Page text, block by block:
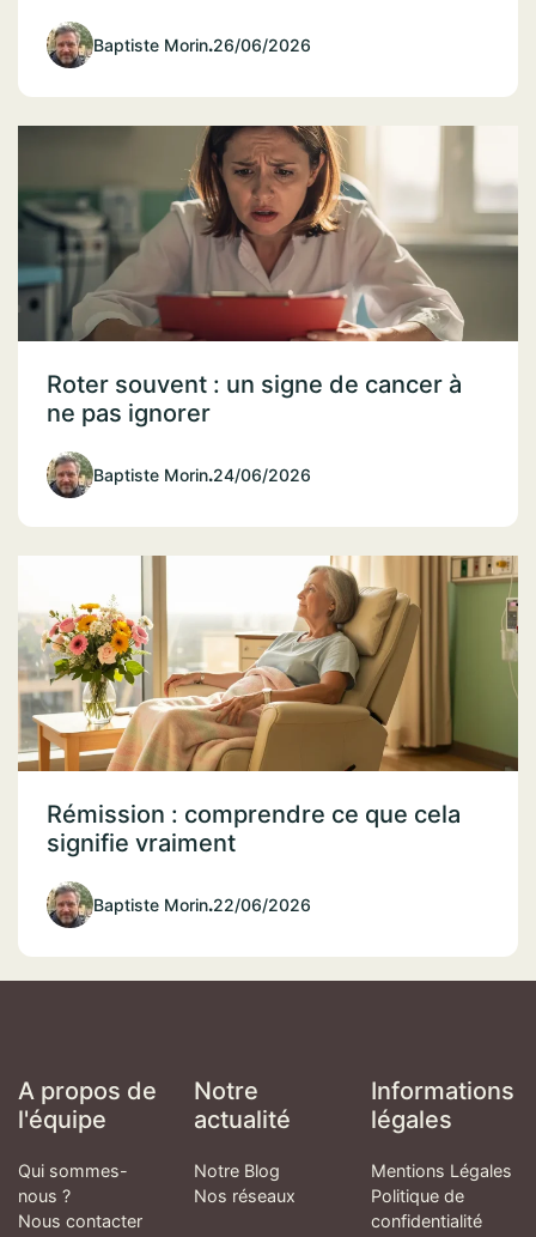
Baptiste Morin.26/06/2026
Roter souvent : un signe de cancer à
ne pas ignorer
Baptiste Morin.24/06/2026
Rémission : comprendre ce que cela
signifie vraiment
Baptiste Morin.22/06/2026
A propos de
l'équipe
Qui sommes-
nous ?
Nous contacter
Notre
actualité
Notre Blog
Nos réseaux
Informations
légales
Mentions Légales
Politique de
confidentialité